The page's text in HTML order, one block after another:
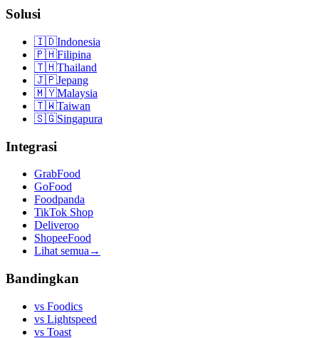
Solusi
🇮🇩Indonesia
🇵🇭Filipina
🇹🇭Thailand
🇯🇵Jepang
🇲🇾Malaysia
🇹🇼Taiwan
🇸🇬Singapura
Integrasi
GrabFood
GoFood
Foodpanda
TikTok Shop
Deliveroo
ShopeeFood
Lihat semua→
Bandingkan
vs Foodics
vs Lightspeed
vs Toast